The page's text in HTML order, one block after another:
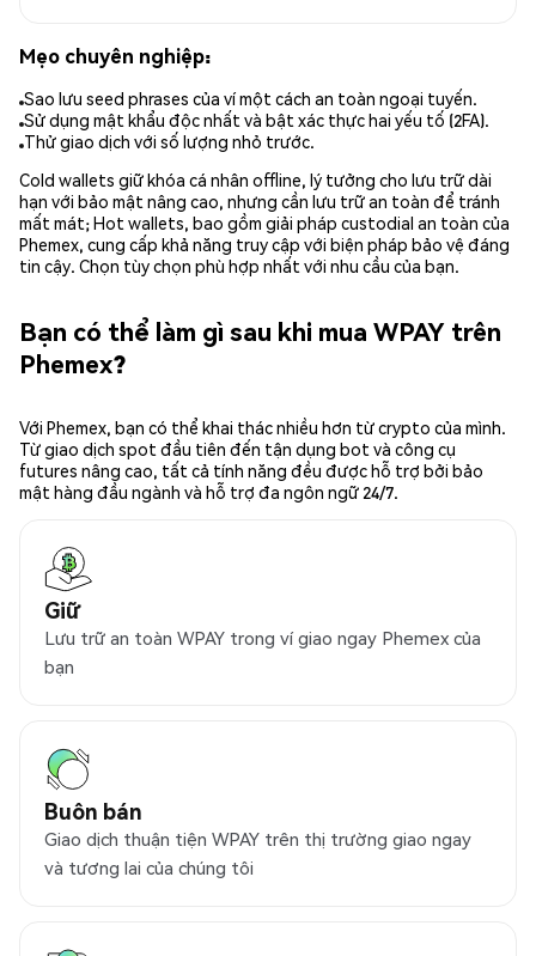
Mẹo chuyên nghiệp:
Sao lưu seed phrases của ví một cách an toàn ngoại tuyến.
Sử dụng mật khẩu độc nhất và bật xác thực hai yếu tố (2FA).
Thử giao dịch với số lượng nhỏ trước.
Cold wallets giữ khóa cá nhân offline, lý tưởng cho lưu trữ dài
hạn với bảo mật nâng cao, nhưng cần lưu trữ an toàn để tránh
mất mát; Hot wallets, bao gồm giải pháp custodial an toàn của
Phemex, cung cấp khả năng truy cập với biện pháp bảo vệ đáng
tin cậy. Chọn tùy chọn phù hợp nhất với nhu cầu của bạn.
Bạn có thể làm gì sau khi mua WPAY trên
Phemex?
Với Phemex, bạn có thể khai thác nhiều hơn từ crypto của mình.
Từ giao dịch spot đầu tiên đến tận dụng bot và công cụ
futures nâng cao, tất cả tính năng đều được hỗ trợ bởi bảo
mật hàng đầu ngành và hỗ trợ đa ngôn ngữ 24/7.
Giữ
Lưu trữ an toàn WPAY trong ví giao ngay Phemex của
bạn
Buôn bán
Giao dịch thuận tiện WPAY trên thị trường giao ngay
và tương lai của chúng tôi